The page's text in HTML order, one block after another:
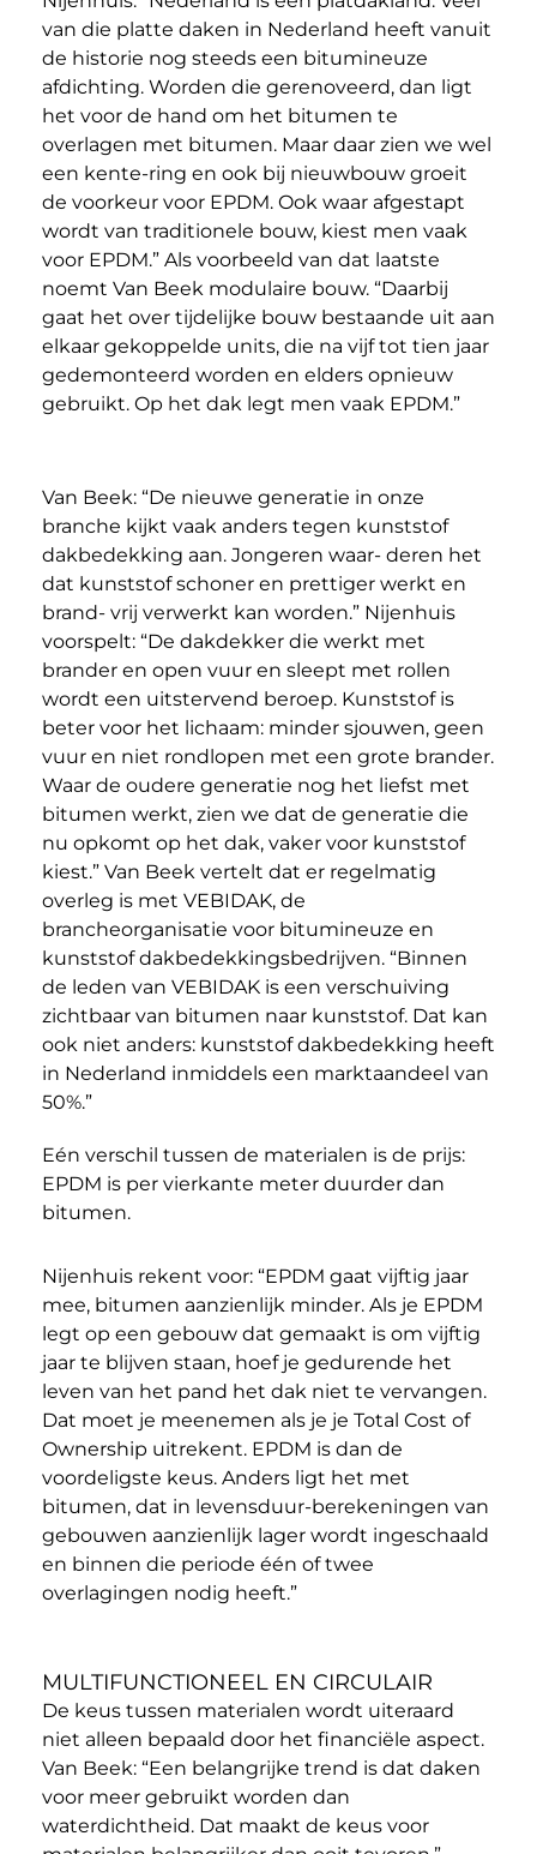
van die platte daken in Nederland heeft vanuit
de historie nog steeds een bitumineuze
afdichting. Worden die gerenoveerd, dan ligt
het voor de hand om het bitumen te
overlagen met bitumen. Maar daar zien we wel
een kente-ring en ook bij nieuwbouw groeit
de voorkeur voor EPDM. Ook waar afgestapt
wordt van traditionele bouw, kiest men vaak
voor EPDM.” Als voorbeeld van dat laatste
noemt Van Beek modulaire bouw. “Daarbij
gaat het over tijdelijke bouw bestaande uit aan
elkaar gekoppelde units, die na vijf tot tien jaar
gedemonteerd worden en elders opnieuw
gebruikt. Op het dak legt men vaak EPDM.”
Van Beek: “De nieuwe generatie in onze
branche kijkt vaak anders tegen kunststof
dakbedekking aan. Jongeren waar- deren het
dat kunststof schoner en prettiger werkt en
brand- vrij verwerkt kan worden.” Nijenhuis
voorspelt: “De dakdekker die werkt met
brander en open vuur en sleept met rollen
wordt een uitstervend beroep. Kunststof is
beter voor het lichaam: minder sjouwen, geen
vuur en niet rondlopen met een grote brander.
Waar de oudere generatie nog het liefst met
bitumen werkt, zien we dat de generatie die
nu opkomt op het dak, vaker voor kunststof
kiest.” Van Beek vertelt dat er regelmatig
overleg is met VEBIDAK, de
brancheorganisatie voor bitumineuze en
kunststof dakbedekkingsbedrijven. “Binnen
de leden van VEBIDAK is een verschuiving
zichtbaar van bitumen naar kunststof. Dat kan
ook niet anders: kunststof dakbedekking heeft
in Nederland inmiddels een marktaandeel van
50%.”
Eén verschil tussen de materialen is de prijs:
EPDM is per vierkante meter duurder dan
bitumen.
Nijenhuis rekent voor: “EPDM gaat vijftig jaar
mee, bitumen aanzienlijk minder. Als je EPDM
legt op een gebouw dat gemaakt is om vijftig
jaar te blijven staan, hoef je gedurende het
leven van het pand het dak niet te vervangen.
Dat moet je meenemen als je je Total Cost of
Ownership uitrekent. EPDM is dan de
voordeligste keus. Anders ligt het met
bitumen, dat in levensduur-berekeningen van
gebouwen aanzienlijk lager wordt ingeschaald
en binnen die periode één of twee
overlagingen nodig heeft.”
MULTIFUNCTIONEEL EN CIRCULAIR
De keus tussen materialen wordt uiteraard
niet alleen bepaald door het financiële aspect.
Van Beek: “Een belangrijke trend is dat daken
voor meer gebruikt worden dan
waterdichtheid. Dat maakt de keus voor